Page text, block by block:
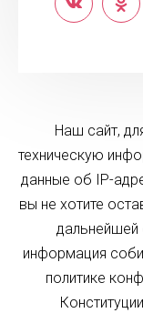
Наш сайт,
техническую
данные об IP-
вы не хотите
дальнейшей
информация
политике